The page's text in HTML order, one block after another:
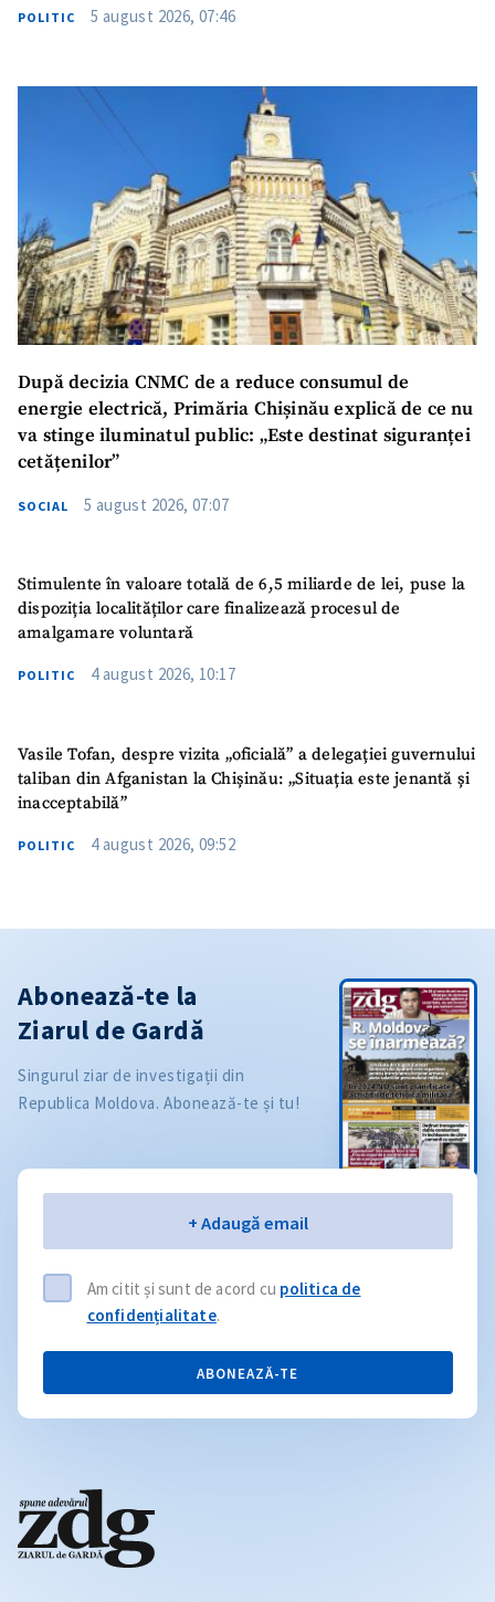
POLITIC 5 august 2026, 07:46
După decizia CNMC de a reduce consumul de
energie electrică, Primăria Chișinău explică de ce nu
va stinge iluminatul public: „Este destinat siguranței
cetățenilor”
SOCIAL 5 august 2026, 07:07
Stimulente în valoare totală de 6,5 miliarde de lei, puse la
dispoziția localităților care finalizează procesul de
amalgamare voluntară
POLITIC 4 august 2026, 10:17
Vasile Tofan, despre vizita „oficială” a delegației guvernului
taliban din Afganistan la Chișinău: „Situația este jenantă și
inacceptabilă”
POLITIC 4 august 2026, 09:52
Abonează-te la
Ziarul de Gardă
Singurul ziar de investigații din
Republica Moldova. Abonează-te și tu!
+ Adaugă email
Am citit și sunt de acord cu politica de
confidențialitate.
ABONEAZĂ-TE